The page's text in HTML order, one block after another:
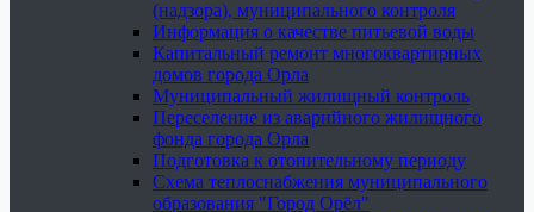
(надзора), муниципального контроля
Информация о качестве питьевой воды
Капитальный ремонт многоквартирных
домов города Орла
Муниципальный жилищный контроль
Переселение из аварийного жилищного
фонда города Орла
Подготовка к отопительному периоду
Схема теплоснабжения муниципального
образования "Город Орёл"